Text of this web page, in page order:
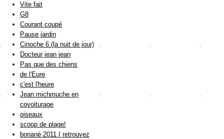
Vite fait
G8
Courant coupé
Pause jardin
Cinoche 6 (la nuit de jour)
Docteur jean jean
Pas que des chiens
de l'Eure
c'est l'heure
Jean michmuche en
covoiturage
oiseaux
scoop de plage!
bonané 2011 ( retrouvez